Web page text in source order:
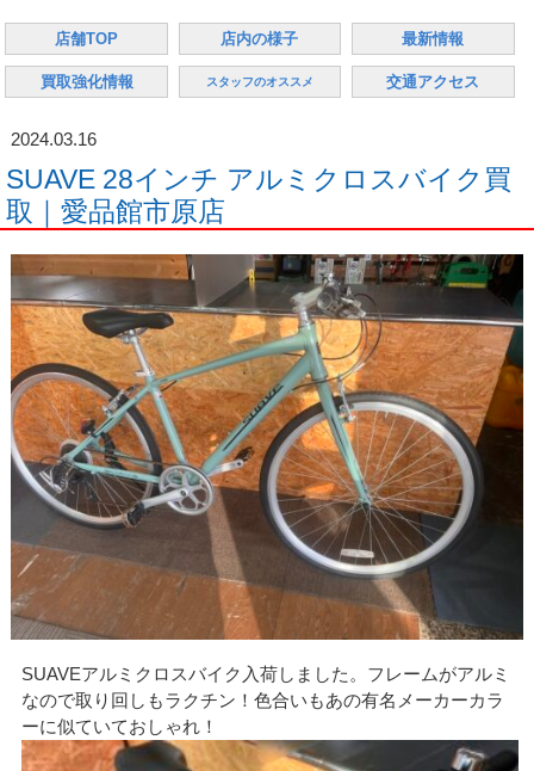
店舗TOP 店内の様子 最新情報
買取強化情報 スタッフのオススメ 交通アクセス
2024.03.16
SUAVE 28インチ アルミクロスバイク買
取｜愛品館市原店
SUAVEアルミクロスバイク入荷しました。フレームがアルミ
なので取り回しもラクチン！色合いもあの有名メーカーカラ
ーに似ていておしゃれ！